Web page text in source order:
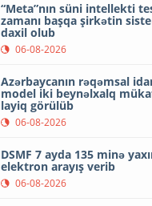
“Meta”nın süni intellekti
zamanı başqa şirkətin
daxil olub
06-08-2026
Azərbaycanın rəqəmsal
model iki beynəlxalq
layiq görülüb
06-08-2026
DSMF 7 ayda 135 minə
elektron arayış verib
06-08-2026